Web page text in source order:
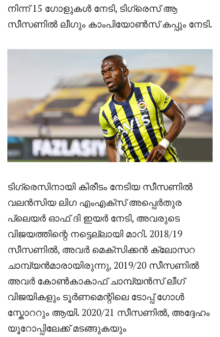
നിന്ന് 15 ഗോളുകൾ നേടി, ടിഗ്രെസ് ആ
സീസണിൽ ലീഗും കാംപിയോൺസ് കപ്പും നേടി.
ടിഗ്രെസിനായി കിരീടം നേടിയ സീസണിൽ
വലൻസിയ ലിഗ എംഎക്സ് അപ്പെർതുര
പ്ലെയർ ഓഫ് ദി ഇയർ നേടി, അവരുടെ
വിജയത്തിന്റെ നട്ടെല്ലായി മാറി. 2018/19
സീസണിൽ, അവർ മെക്സിക്കൻ ക്ലോസറ
ചാമ്പ്യൻമാരായിരുന്നു, 2019/20 സീസണിൽ
അവർ കോൺകാകാഫ് ചാമ്പ്യൻസ് ലീഗ്
വിജയികളും ടൂർണമെന്റിലെ ടോപ്പ് ഗോൾ
സ്കോററും ആയി. 2020/21 സീസണിൽ, അദ്ദേഹം
യൂറോപ്പിലേക്ക് മടങ്ങുകയും